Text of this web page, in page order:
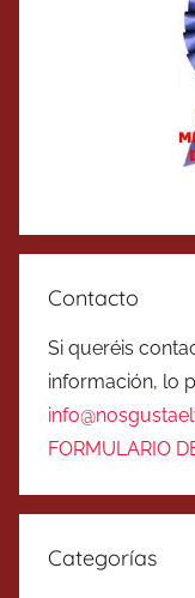
Contacto
Si queréis
información, lo
FORMULARIO
Categorías